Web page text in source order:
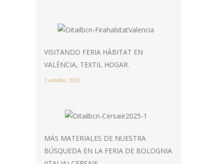
VISITANDO FERIA HÀBITAT EN
VALÈNCIA, TEXTIL HOGAR.
2 octubre, 2025
MÁS MATERIALES DE NUESTRA
BÚSQUEDA EN LA FERIA DE BOLOGNIA